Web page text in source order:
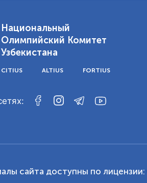
Национальный
Олимпийский Комитет
Узбекистана
CITIUS ALTIUS FORTIUS
сайта доступны по лицензии: